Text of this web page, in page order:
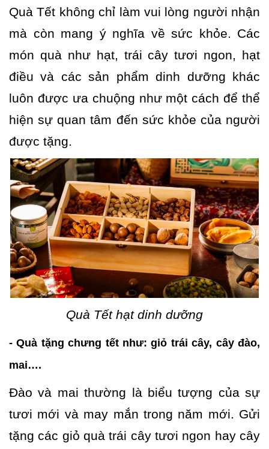
Quà Tết không chỉ làm vui lòng người nhận
mà còn mang ý nghĩa về sức khỏe. Các
món quà như hạt, trái cây tươi ngon, hạt
điều và các sản phẩm dinh dưỡng khác
luôn được ưa chuộng như một cách để thể
hiện sự quan tâm đến sức khỏe của người
được tặng.
Quà Tết hạt dinh dưỡng
- Quà tặng chưng tết như: giỏ trái cây, cây đào,
mai….
Đào và mai thường là biểu tượng của sự
tươi mới và may mắn trong năm mới. Gửi
tặng các giỏ quà trái cây tươi ngon hay cây